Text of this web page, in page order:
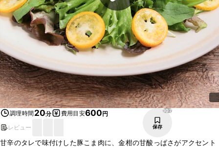
調理時間 20分 費用目安600円
レビュー
107
保存
甘辛のタレで味付けした豚こま肉に、金柑の甘酸っぱさがアクセント